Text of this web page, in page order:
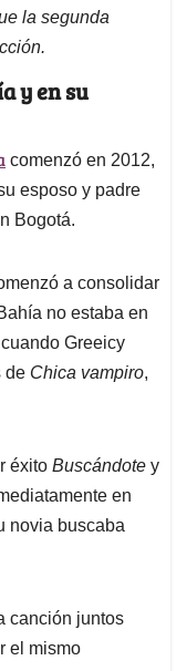
la segunda
y en su
comenzó en 2012,
esposo y padre
Bogotá.
a consolidar
no estaba en
Greeicy
de Chica vampiro,
éxito Buscándote y
en
novia buscaba
canción juntos
el mismo